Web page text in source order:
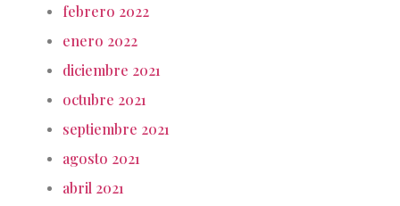
febrero 2022
enero 2022
diciembre 2021
octubre 2021
septiembre 2021
agosto 2021
abril 2021